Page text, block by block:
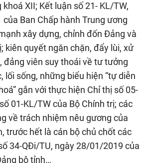
XII; Kết luận số 21- KL/TW,
Ban Chấp hành Trung ương
xây dựng, chỉnh đốn Đảng và
kiên quyết ngăn chặn, đẩy lùi, xử
đảng viên suy thoái về tư tưởng
lối sống, những biểu hiện “tự diễn
gắn với thực hiện Chỉ thị số 05-
01-KL/TW của Bộ Chính trị; các
về trách nhiệm nêu gương của
trước hết là cán bộ chủ chốt các
34-QĐi/TU, ngày 28/01/2019 của
bộ tỉnh…